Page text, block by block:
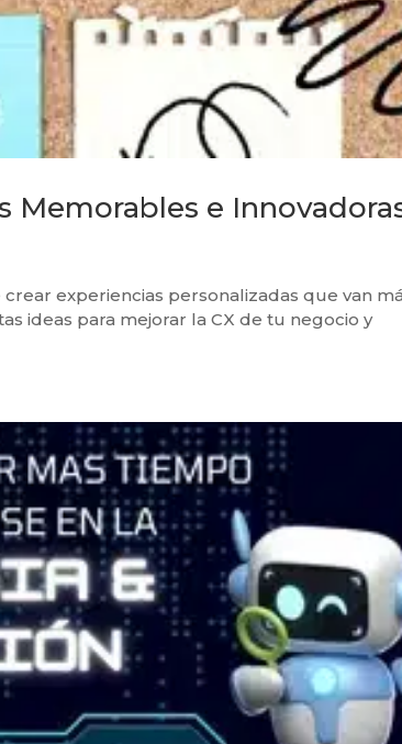
Memorables e
experiencias personalizadas que van
ideas para mejorar la CX de tu negocio y